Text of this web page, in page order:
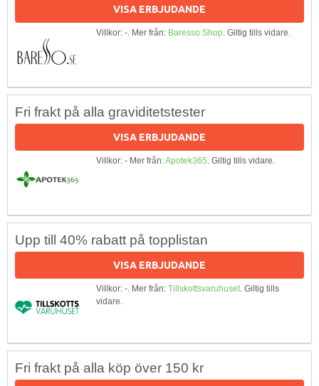
VISA ERBJUDANDE
Villkor: -. Mer från: Baresso Shop. Giltig tills vidare.
Fri frakt på alla graviditetstester
VISA ERBJUDANDE
Villkor: - Mer från:Apotek365. Giltig tills vidare.
Upp till 40% rabatt på topplistan
VISA ERBJUDANDE
Villkor: -. Mer från: Tillskottsvaruhuset. Giltig tills
vidare.
Fri frakt på alla köp över 150 kr